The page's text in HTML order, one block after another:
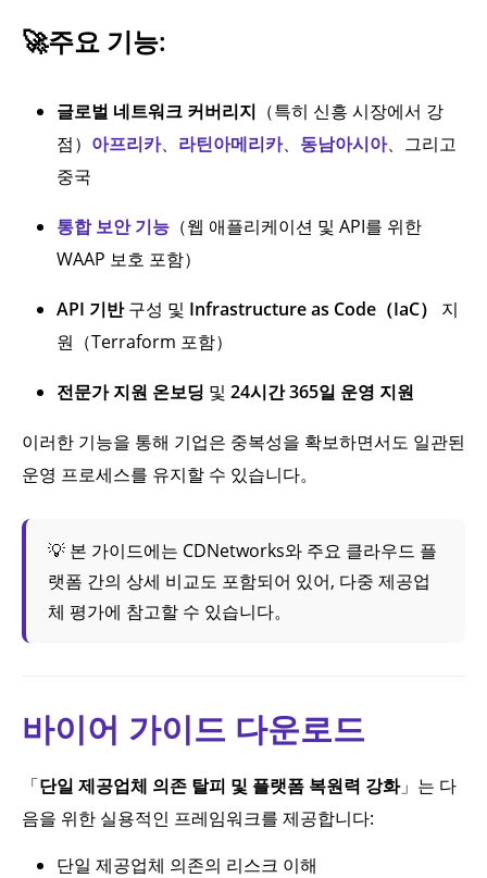
🚀주요 기능:
글로벌 네트워크 커버리지 （특히 신흥 시장에서 강
점） 아프리카、 라틴아메리카、 동남아시아、그리고
중국
통합 보안 기능 （웹 애플리케이션 및 API를 위한
WAAP 보호 포함）
API 기반구성 및 Infrastructure as Code（IaC）
지
원（Terraform 포함）
전문가 지원 온보딩 및 24시간 365일 운영 지원
이러한 기능을 통해 기업은 중복성을 확보하면서도 일관된
운영 프로세스를 유지할 수 있습니다。
💡 본 가이드에는 CDNetworks와 주요 클라우드 플
랫폼 간의 상세 비교도 포함되어 있어, 다중 제공업
체 평가에 참고할 수 있습니다。
바이어 가이드 다운로드
「단일 제공업체 의존 탈피 및 플랫폼 복원력 강화」는 다
음을 위한 실용적인 프레임워크를 제공합니다:
단일 제공업체 의존의 리스크 이해